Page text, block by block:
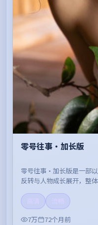
零号往事·加长版
零号往事·加长版是一部以
反转与人物成长展开，整
7万
72个月前